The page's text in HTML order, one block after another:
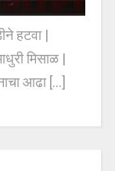
हटवा |
मिसाळ |
आढा [...]